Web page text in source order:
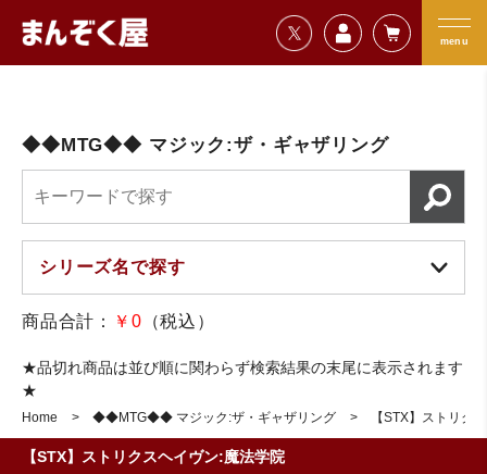
=================================
menu
まんぞく屋 格安TCG通販
◆◆MTG◆◆ マジック:ザ・ギャザリング
商品合計： ￥0 （税込）
★品切れ商品は並び順に関わらず検索結果の末尾に表示されます
★
Home ◆◆MTG◆◆ マジック:ザ・ギャザリング 【STX】ストリク
【STX】ストリクスヘイヴン:魔法学院